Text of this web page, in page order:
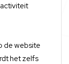
de website
het zelfs